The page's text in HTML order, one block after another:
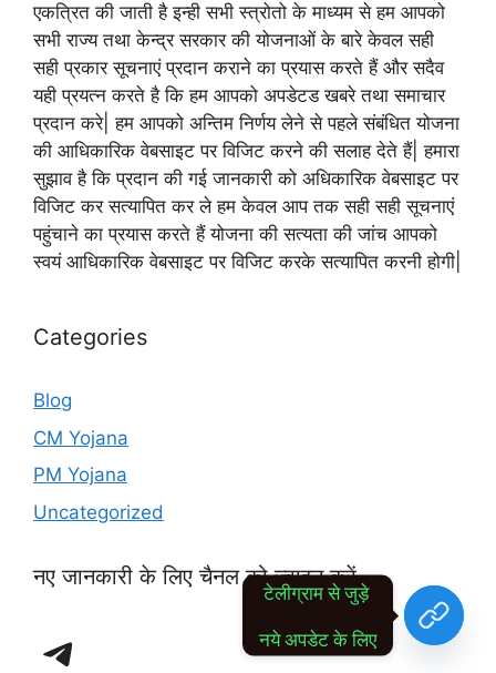
एकत्रित की जाती है इन्ही सभी स्त्रोतो के माध्यम से हम आपको
सभी राज्य तथा केन्द्र सरकार की योजनाओं के बारे केवल सही
सही प्रकार सूचनाएं प्रदान कराने का प्रयास करते हैं और सदैव
यही प्रयत्न करते है कि हम आपको अपडेटड खबरे तथा समाचार
प्रदान करे| हम आपको अन्तिम निर्णय लेने से पहले संबंधित योजना
की आधिकारिक वेबसाइट पर विजिट करने की सलाह देते हैं| हमारा
सुझाव है कि प्रदान की गई जानकारी को अधिकारिक वेबसाइट पर
विजिट कर सत्यापित कर ले हम केवल आप तक सही सही सूचनाएं
पहुंचाने का प्रयास करते हैं योजना की सत्यता की जांच आपको
स्वयं आधिकारिक वेबसाइट पर विजिट करके सत्यापित करनी होगी|
Categories
Blog
CM Yojana
PM Yojana
Uncategorized
नए जानकारी के लिए चैनल को ज्वाइन करें
Telegram
टेलीग्राम से जुड़े
नये अपडेट के लिए